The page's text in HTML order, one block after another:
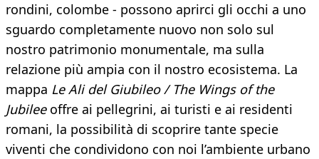
rondini, colombe - possono aprirci gli occhi a uno
sguardo completamente nuovo non solo sul
nostro patrimonio monumentale, ma sulla
relazione più ampia con il nostro ecosistema. La
mappa Le Ali del Giubileo / The Wings of the
Jubilee offre ai pellegrini, ai turisti e ai residenti
romani, la possibilità di scoprire tante specie
viventi che condividono con noi l’ambiente urbano